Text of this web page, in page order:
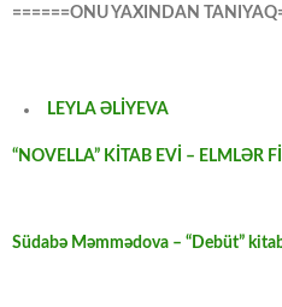
======ONU YAXINDAN
LEYLA ƏLİYEVA
“NOVELLA” KİTAB EVİ – ELMLƏR
Südabə Məmmədova – “Debüt”